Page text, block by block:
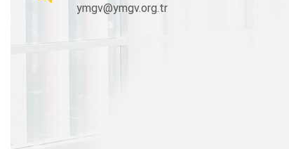
ymgv@ymgv.org.tr